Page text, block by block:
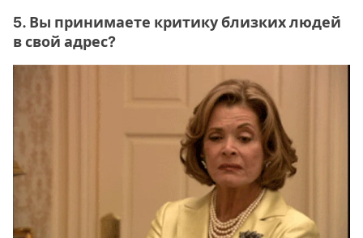
5. Вы принимаете критику близких людей
в свой адрес?